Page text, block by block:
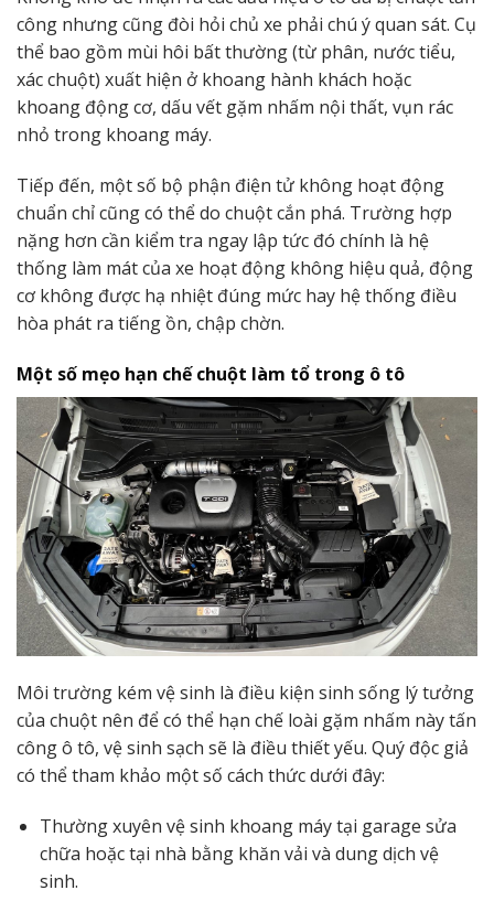
công nhưng cũng đòi hỏi chủ xe phải chú ý quan sát. Cụ
thể bao gồm mùi hôi bất thường (từ phân, nước tiểu,
xác chuột) xuất hiện ở khoang hành khách hoặc
khoang động cơ, dấu vết gặm nhấm nội thất, vụn rác
nhỏ trong khoang máy.
Tiếp đến, một số bộ phận điện tử không hoạt động
chuẩn chỉ cũng có thể do chuột cắn phá. Trường hợp
nặng hơn cần kiểm tra ngay lập tức đó chính là hệ
thống làm mát của xe hoạt động không hiệu quả, động
cơ không được hạ nhiệt đúng mức hay hệ thống điều
hòa phát ra tiếng ồn, chập chờn.
Một số mẹo hạn chế chuột làm tổ trong ô tô
Môi trường kém vệ sinh là điều kiện sinh sống lý tưởng
của chuột nên để có thể hạn chế loài gặm nhấm này tấn
công ô tô, vệ sinh sạch sẽ là điều thiết yếu. Quý độc giả
có thể tham khảo một số cách thức dưới đây:
Thường xuyên vệ sinh khoang máy tại garage sửa
chữa hoặc tại nhà bằng khăn vải và dung dịch vệ
sinh.